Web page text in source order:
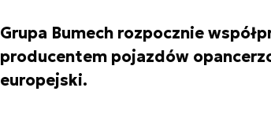
Grupa Bumech rozpocznie
producentem pojazdów
europejski.